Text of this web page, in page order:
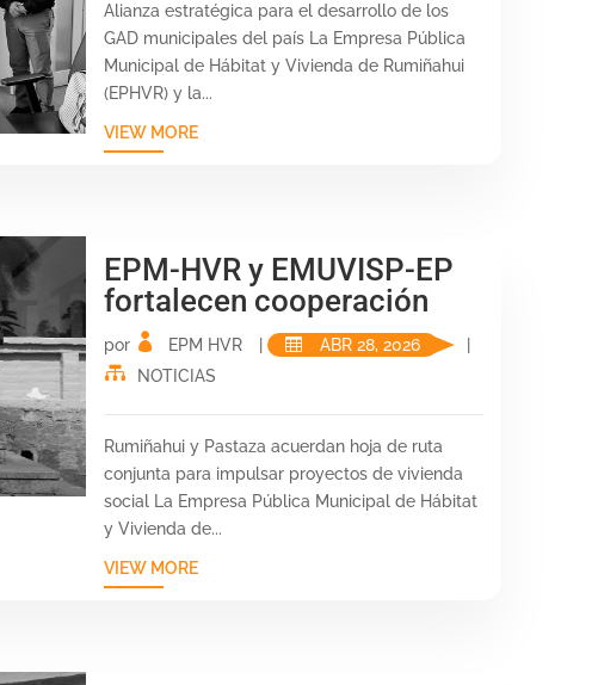
Alianza estratégica para el desarrollo de los
GAD municipales del país La Empresa Pública
Municipal de Hábitat y Vivienda de Rumiñahui
(EPHVR) y la...
VIEW MORE
EPM-HVR y EMUVISP-EP
fortalecen cooperación
por EPM HVR ABR 28, 2026
NOTICIAS
Rumiñahui y Pastaza acuerdan hoja de ruta
conjunta para impulsar proyectos de vivienda
social La Empresa Pública Municipal de Hábitat
y Vivienda de...
VIEW MORE